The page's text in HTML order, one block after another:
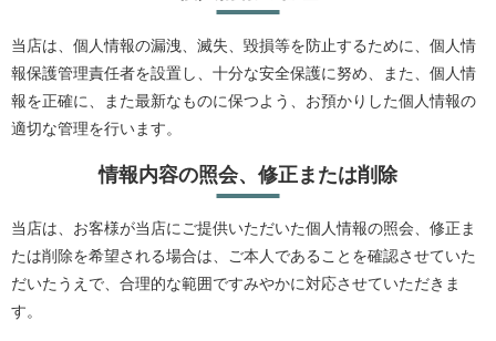
当店は、個人情報の漏洩、滅失、毀損等を防止するために、個人情
報保護管理責任者を設置し、十分な安全保護に努め、また、個人情
報を正確に、また最新なものに保つよう、お預かりした個人情報の
適切な管理を行います。
情報内容の照会、修正または削除
当店は、お客様が当店にご提供いただいた個人情報の照会、修正ま
たは削除を希望される場合は、ご本人であることを確認させていた
だいたうえで、合理的な範囲ですみやかに対応させていただきま
す。